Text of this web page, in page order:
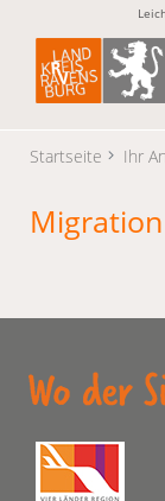
Startseite Ihr